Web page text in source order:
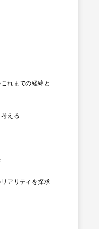
れまでの経緯と
える
アリティを探求